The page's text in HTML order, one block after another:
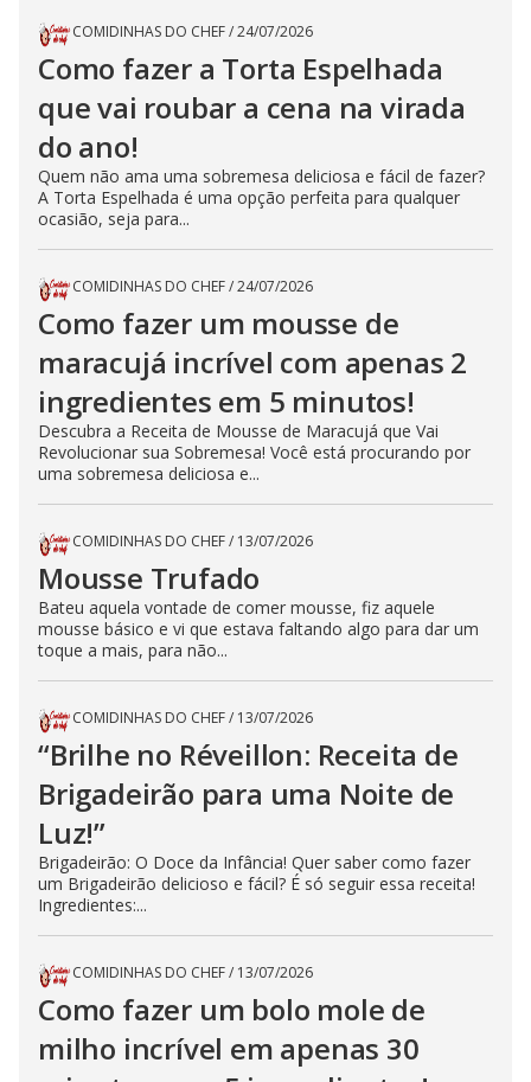
COMIDINHAS DO CHEF/24/07/2026
Como fazer a Torta Espelhada
que vai roubar a cena na virada
do ano!
Quem não ama uma sobremesa deliciosa e fácil de fazer?
A Torta Espelhada é uma opção perfeita para qualquer
ocasião, seja para...
COMIDINHAS DO CHEF/24/07/2026
Como fazer um mousse de
maracujá incrível com apenas 2
ingredientes em 5 minutos!
Descubra a Receita de Mousse de Maracujá que Vai
Revolucionar sua Sobremesa! Você está procurando por
uma sobremesa deliciosa e...
COMIDINHAS DO CHEF/ 13/07/2026
Mousse Trufado
Bateu aquela vontade de comer mousse, fiz aquele
mousse básico e vi que estava faltando algo para dar um
toque a mais, para não...
COMIDINHAS DO CHEF/ 13/07/2026
“Brilhe no Réveillon: Receita de
Brigadeirão para uma Noite de
Luz!”
Brigadeirão: O Doce da Infância! Quer saber como fazer
um Brigadeirão delicioso e fácil? É só seguir essa receita!
Ingredientes:...
COMIDINHAS DO CHEF/ 13/07/2026
Como fazer um bolo mole de
milho incrível em apenas 30